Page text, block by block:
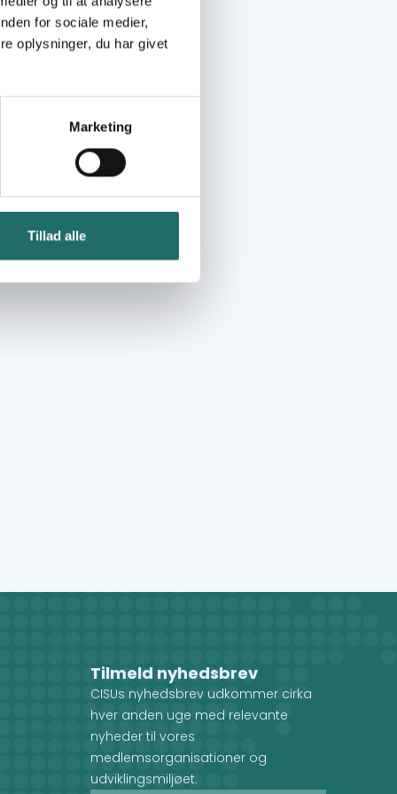
for sociale medier,
oplysninger, du har givet
Marketing
Tillad alle
Tilmeld nyhedsbrev
CISUs nyhedsbrev udkommer cirka
hver anden uge med relevante
nyheder til vores
medlemsorganisationer og
udviklingsmiljøet.